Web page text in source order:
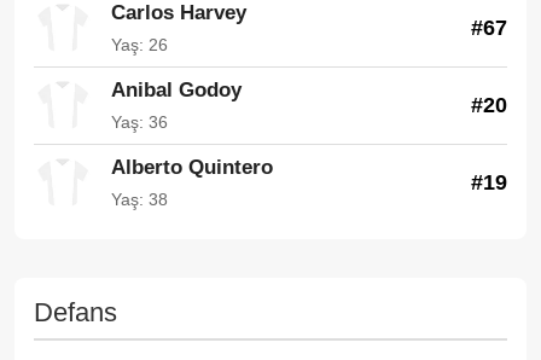
Carlos Harvey
Yaş: 26
#67
Anibal Godoy
Yaş: 36
#20
Alberto Quintero
Yaş: 38
#19
Defans